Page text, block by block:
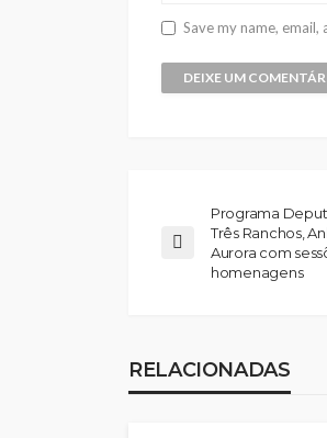
Save my name,
Programa
Três Ranchos,
Aurora com
homenagens
RELACIONADAS